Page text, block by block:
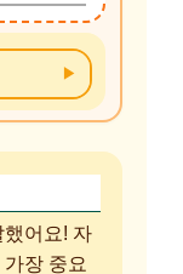
어요! 자
장 중요